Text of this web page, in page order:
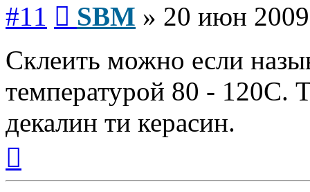
#11 SBM » 20 июн
Склеить можно если
температурой 80 - 120С.
декалин ти керасин.
началу